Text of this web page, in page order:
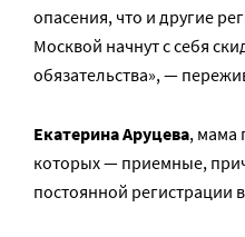
опасения, что и другие
Москвой начнут с себя
обязательства», —
Екатерина Аруцева, мама
которых — приемные,
постоянной регистрации